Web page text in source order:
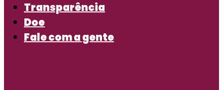
Transparência
Doe
Fale com a gente